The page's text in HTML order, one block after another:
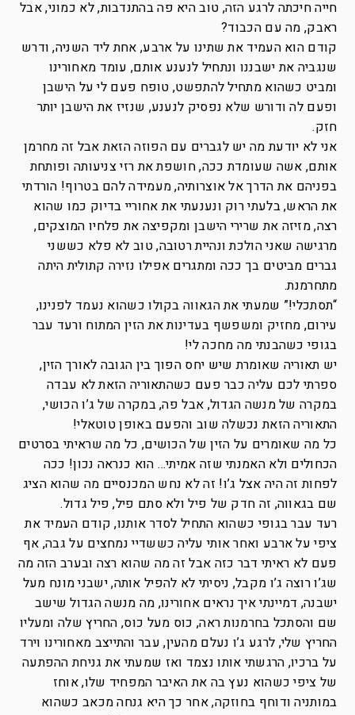
חייה חיכתה לרגע הזה, טוב היא פה בהתנדבות, לא כמוני, אבל
ראבק, מה עם הכבוד?
קודם הוא העמיד את שתינו על ארבע, אחת ליד השניה, ודרש
שנגביה את ישבננו ונתחיל לנענע אותם, עומד מאחורינו
ומביט כשהוא מתחיל להתפשט, טופח פעם לי על הישבן
ופעם לה ודורש שלא נפסיק לנענע, שנזיז את הישבן יותר
חזק.
אני לא יודעת מה יש לגברים עם הפוזה הזאת אבל זה מחרמן
אותם, אשה שעומדת ככה, חושפת את רזי צניעותה ופותחת
בפניהם את הדרך אל אוצרותיה, מעמידה להם בטרוף! הורדתי
את הראש, בלעתי רוק ונענעתי את אחוריי בדיוק כמו שהוא
רצה, מזיזה את שרירי הישבן ומקפיצה את פלחיו המוצקים,
מרגישה שאני הולכת ונהיית רטובה, טוב לא פלא כששני
גברים מביטים בך ככה ומתגרים אפילו נזירה קתולית היתה
מתחרמנת.
“תסתכלי!” שמעתי את הגאווה בקולו כשהוא נעמד לפנינו,
עירום, מחזיק ומשפשף בעדינות את הזין המתוח ורעד עבר
בגופי כשהבנתי מה מחכה לי!
יש תאוריה שאומרת שיש יחס הפוך בין הגובה לאורך הזין,
ספרתי לכם עליה כבר פעם כשהתאוריה הזאת לא עבדה
במקרה של מנשה הגדול, אבל פה, במקרה של ג’ו הכושי,
התאוריה הזאת נכשלה שוב והפעם באופן טוטאלי!
כל מה שאומרים על הזין של הכושים, כל מה שראיתי בסרטים
הכחולים ולא האמנתי שזה אמיתי… הוא כנראה נכון! ככה
לפחות זה היה אצל ג’ו! זה לא נחש המכנסיים מה שהוא הציג
שם בגאווה, זה חדק של פיל ולא סתם פיל, פיל גדול.
רעד עבר בגופי כשהוא התחיל לסדר אותנו, קודם העמיד את
ציפי על ארבע ואחר אותי עליה כששדיי נמחצים על גבה, אף
פעם לא ראיתי דבר כזה אבל זה מה שהוא רצה ובערב הזה מה
שג’ו רוצה ג’ו מקבל, ניסיתי לא להפיל אותה, ישבני מונח מעל
ישבנה, דמיינתי איך נראים אחורינו, מה מנשה הגדול שישב
שם והסתכל בחרמנות ראה, כוס מעל כוס, החריץ שלה ומעליו
החריץ שלי, לרגע ג’ו נעלם מהעין, עבר והתייצב מאחורינו וירד
על ברכיו, הרגשתי אותו נצמד ואז שמעתי את גניחת ההפתעה
של ציפי כשהוא נעץ בה את האיבר המפחיד שלו, אוחז
במותניה ודוחף בחוזקה, אחר כך היא גנחה מכאב כשהוא